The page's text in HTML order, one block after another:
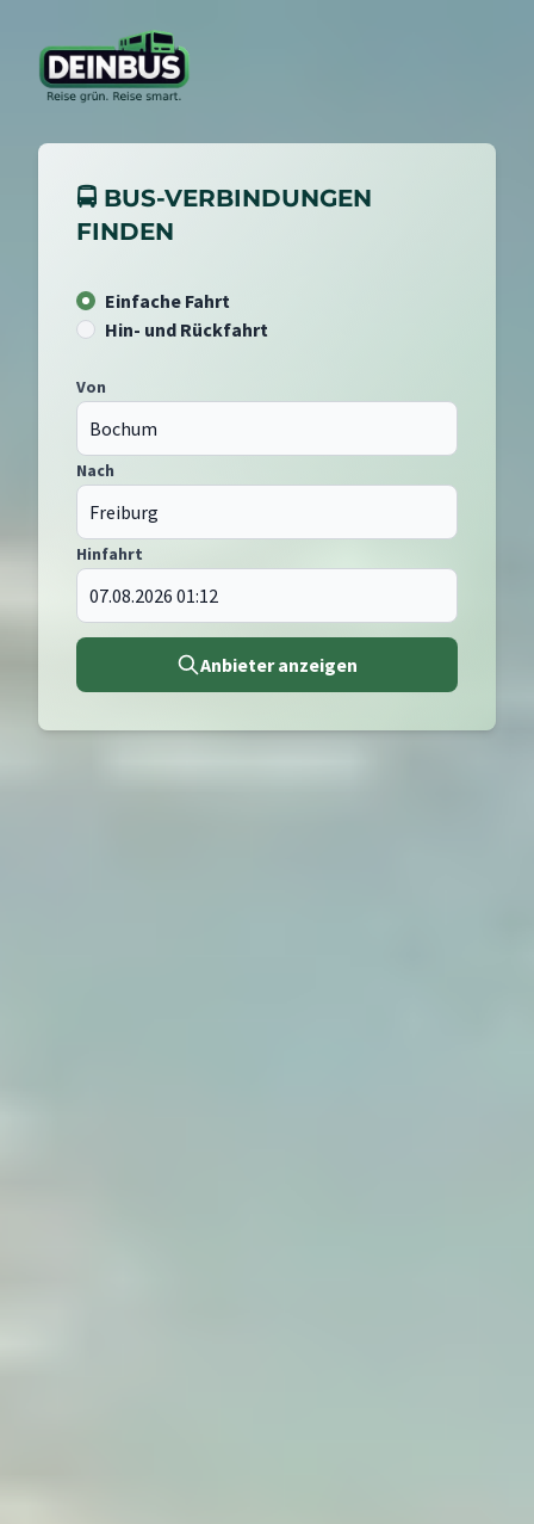
🚍 BUS-VERBINDUNGEN
FINDEN
Einfache Fahrt
Hin- und Rückfahrt
Von
Nach
Hinfahrt
Anbieter anzeigen